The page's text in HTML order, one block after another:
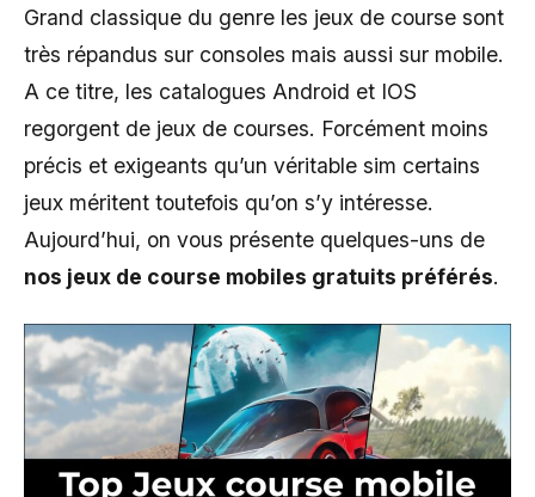
Grand classique du genre les jeux de course sont
très répandus sur consoles mais aussi sur mobile.
A ce titre, les catalogues Android et IOS
regorgent de jeux de courses. Forcément moins
précis et exigeants qu’un véritable sim certains
jeux méritent toutefois qu’on s’y intéresse.
Aujourd’hui, on vous présente quelques-uns de
nos jeux de course mobiles gratuits préférés.